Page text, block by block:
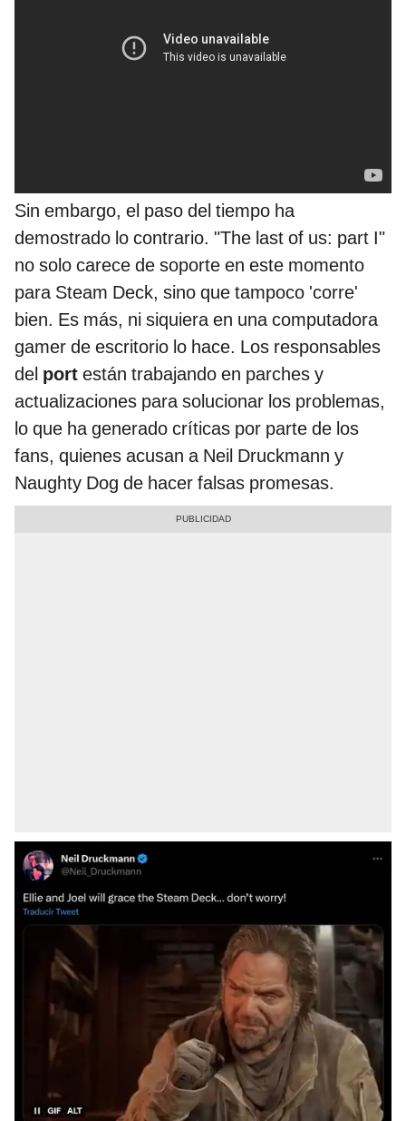
Sin embargo, el paso del tiempo ha
demostrado lo contrario. "The last of us: part I"
no solo carece de soporte en este momento
para Steam Deck, sino que tampoco 'corre'
bien. Es más, ni siquiera en una computadora
gamer de escritorio lo hace. Los responsables
del port están trabajando en parches y
actualizaciones para solucionar los problemas,
lo que ha generado críticas por parte de los
fans, quienes acusan a Neil Druckmann y
Naughty Dog de hacer falsas promesas.